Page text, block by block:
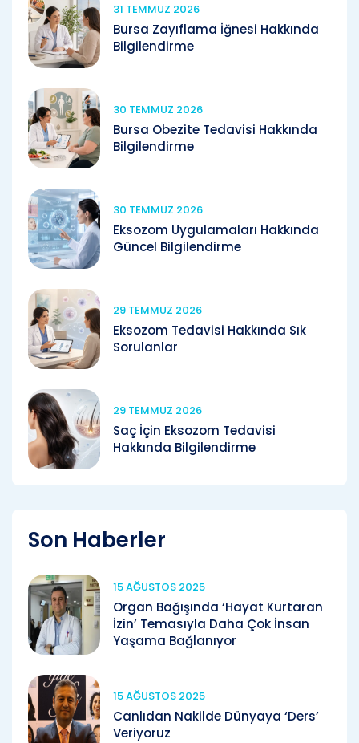
31 TEMMUZ 2026
Bursa Zayıflama İğnesi Hakkında
Bilgilendirme
30 TEMMUZ 2026
Bursa Obezite Tedavisi Hakkında
Bilgilendirme
30 TEMMUZ 2026
Eksozom Uygulamaları Hakkında
Güncel Bilgilendirme
29 TEMMUZ 2026
Eksozom Tedavisi Hakkında Sık
Sorulanlar
29 TEMMUZ 2026
Saç İçin Eksozom Tedavisi
Hakkında Bilgilendirme
Son Haberler
15 AĞUSTOS 2025
Organ Bağışında ‘Hayat Kurtaran
İzin’ Temasıyla Daha Çok İnsan
Yaşama Bağlanıyor
15 AĞUSTOS 2025
Canlıdan Nakilde Dünyaya ‘Ders’
Veriyoruz